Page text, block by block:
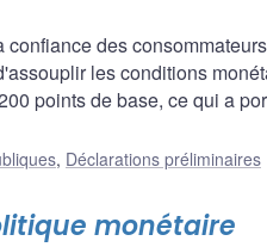
des
les conditions
points de base, ce qui a
, Déclarations préliminaires
monétaire